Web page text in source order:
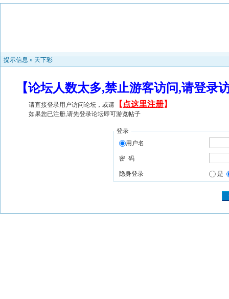
提示信息 » 天下彩
【论坛人数太多,禁止游客访问,请登
请直接登录用户访问论坛，或请 【 点这里注册】
如果您已注册,请先登录论坛即可游览帖子
登录
用户名
密 码
隐身登录 是